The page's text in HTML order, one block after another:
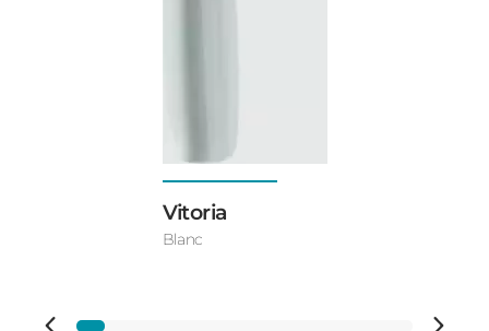
Vitoria
Blanc